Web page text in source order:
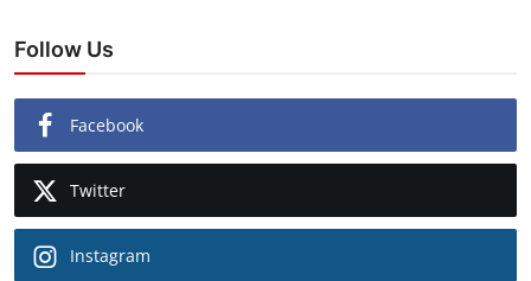
Follow Us
Facebook
Twitter
Instagram